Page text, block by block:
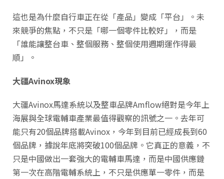
這也是為什麼自行車正在從「產品」變成「平台」。未
來競爭的焦點，不只是「哪一個零件比較好」，而是
「誰能讓整台車、整個服務、整個使用週期運作得最
順」。
大疆Avinox現象
大疆Avinox馬達系統以及整車品牌Amflow絕對是今年上
海展與全球電輔車產業最值得觀察的訊號之一。去年可
能只有20個品牌搭載Avinox，今年到目前已經成長到60
個品牌，據說年底將突破100個品牌。它真正的意義，不
只是中國做出一套強大的電輔車馬達，而是中國供應鏈
第一次在高階電輔系統上，不只是供應單一零件，而是